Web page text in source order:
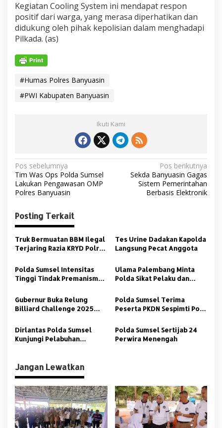
Kegiatan Cooling System ini mendapat respon
positif dari warga, yang merasa diperhatikan dan
didukung oleh pihak kepolisian dalam menghadapi
Pilkada. (as)
#Humas Polres Banyuasin
#PWI Kabupaten Banyuasin
Ikuti Kami
N
a
v
i
g
a
s
i
p
o
s
Pos sebelumnya
Tim Was Ops Polda Sumsel
Lakukan Pengawasan OMP
Polres Banyuasin
Pos berikutnya
Sekda Banyuasin Gagas
Sistem Pemerintahan
Berbasis Elektronik
Posting Terkait
Truk Bermuatan BBM Ilegal
Terjaring Razia KRYD Polres
Tes Urine Dadakan Kapolda
Langsung Pecat Anggota
Polda Sumsel Intensitas
Tinggi Tindak Premanisme
Ulama Palembang Minta
Polda Sikat Pelaku dan
Gubernur Buka Relung
Billiard Challenge 2025
Polda Sumsel Terima
Peserta PKDN Sespimti Polri
Dirlantas Polda Sumsel
Kunjungi Pelabuhan
Polda Sumsel Sertijab 24
Perwira Menengah
Jangan Lewatkan